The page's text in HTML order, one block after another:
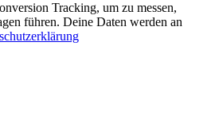
Tracking, um zu messen,
führen. Deine Daten werden an